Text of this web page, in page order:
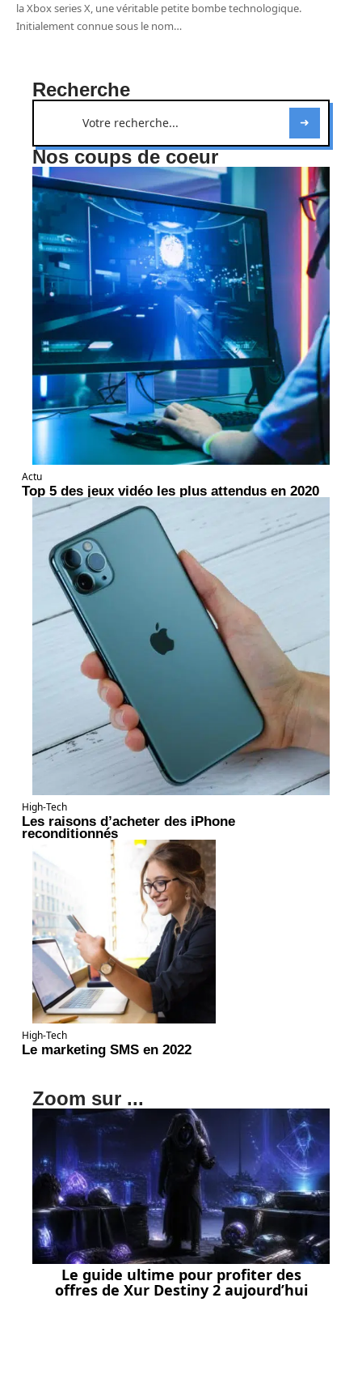
la Xbox series X, une véritable petite bombe technologique.
Initialement connue sous le nom…
Recherche
Nos coups de coeur
Actu
Top 5 des jeux vidéo les plus attendus en 2020
High-Tech
Les raisons d’acheter des iPhone
reconditionnés
High-Tech
Le marketing SMS en 2022
Zoom sur ...
Le guide ultime pour profiter des
offres de Xur Destiny 2 aujourd’hui